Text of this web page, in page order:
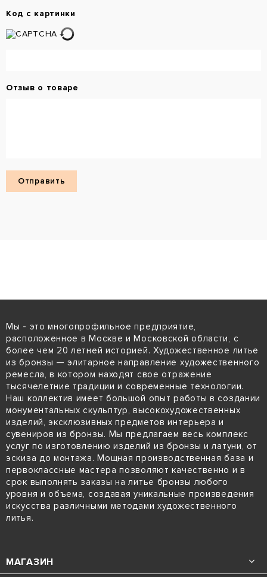
Код с картинки
Отзыв о товаре
Мы - это многопрофильное предприятие,
расположенное в Москве и Московской области, с
более чем 20 летней историей. Художественное литье
из бронзы — элитарное направление художественного
ремесла, в котором находят свое отражение
тысячелетние традиции и современные технологии.
Наш коллектив имеет большой опыт работы в создании
монументальных скульптур, высокохудожественных
изделий, эксклюзивных предметов интерьера и
сувениров из бронзы. Мы предлагаем весь комплекс
услуг по изготовлению изделий из бронзы и латуни, от
эскиза до монтажа. Мощная производственная база и
первоклассные мастера позволяют качественно и в
срок выполнять заказы на литье бронзы любого
уровня и объема, создавая уникальные произведения
искусства различными методами художественного
литья.
МАГАЗИН